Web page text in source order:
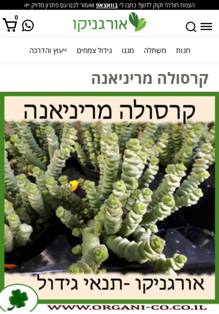
הצמח חולה? זקוק לדשן? כתבו לי בוואצאפ ואעזור לכם עם פתרון מדויק 🌱
0
אין מוצרים בסל הקניות. חנות משתלה מנגו גידול צמחים ייעוץ והדרכה
קרסולה מריניאנה